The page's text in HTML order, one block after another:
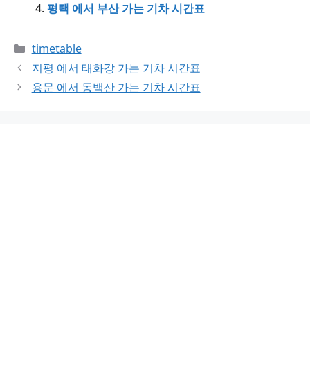
평택 에서 부산 가는 기차 시간표
Categories
timetable
지평 에서 태화강 가는 기차 시간표
용문 에서 동백산 가는 기차 시간표